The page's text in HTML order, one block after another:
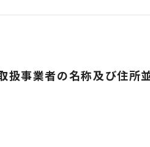
取扱事業者の名称及び住